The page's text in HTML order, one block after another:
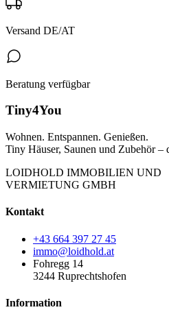
Versand DE/AT
Beratung verfügbar
Tiny4You
Wohnen. Entspannen. Genießen.
Tiny Häuser, Saunen und Zubehör –
LOIDHOLD IMMOBILIEN UND
VERMIETUNG GMBH
Kontakt
+43 664 397 27 45
immo@loidhold.at
Fohregg 14
3244 Ruprechtshofen
Information